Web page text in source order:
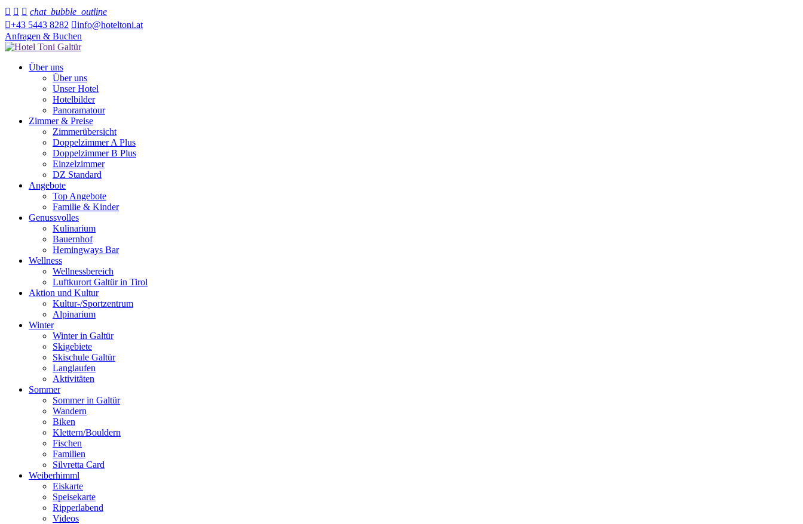
   chat_bubble_outline
+43 5443 8282 info@hoteltoni.at
Anfragen & Buchen
Über uns
Über uns
Unser Hotel
Hotelbilder
Panoramatour
Zimmer & Preise
Zimmerübersicht
Doppelzimmer A Plus
Doppelzimmer B Plus
Einzelzimmer
DZ Standard
Angebote
Top Angebote
Familie & Kinder
Genussvolles
Kulinarium
Bauernhof
Hemingways Bar
Wellness
Wellnessbereich
Luftkurort Galtür in Tirol
Aktion und Kultur
Kultur-/Sportzentrum
Alpinarium
Winter
Winter in Galtür
Skigebiete
Skischule Galtür
Langlaufen
Aktivitäten
Sommer
Sommer in Galtür
Wandern
Biken
Klettern/Bouldern
Fischen
Familien
Silvretta Card
Weiberhimml
Eiskarte
Speisekarte
Ripperlabend
Videos